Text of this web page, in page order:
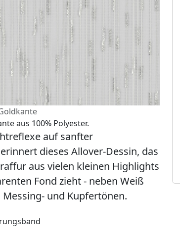
aus 100% Polyester.
auf sanfter
dieses Allover-Dessin, das
aus vielen kleinen Highlights
Fond zieht - neben Weiß
und Kupfertönen.